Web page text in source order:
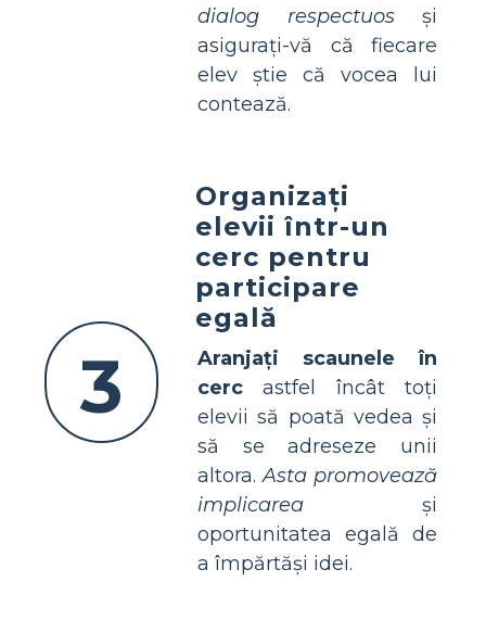
dialog respectuosși
asigurați-vă că fiecare
elev știe că vocea lui
contează.
3
Organizați
elevii într-un
cerc pentru
participare
egală
Aranjați scaunele în
cerc astfel încât toți
elevii să poată vedea și
să se adreseze unii
altora.Asta promovează
implicarea și
oportunitatea egală de
a împărtăși idei.